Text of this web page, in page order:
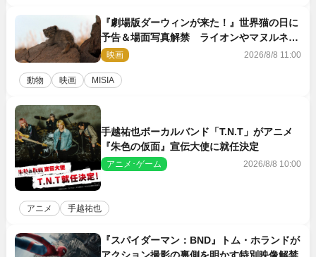
『劇場版ダーウィンが来た！』世界猫の日に
予告＆場面写真解禁 ライオンやマヌルネコ
の赤ちゃんが大集合
映画 2026/8/8 11:00
動物 映画 MISIA
手越祐也ボーカルバンド「T.N.T」がアニメ
『朱色の仮面』宣伝大使に就任決定
アニメ･ゲーム 2026/8/8 10:00
アニメ 手越祐也
『スパイダーマン：BND』トム・ホランドが